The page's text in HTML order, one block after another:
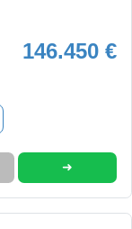
146.450 €
➜